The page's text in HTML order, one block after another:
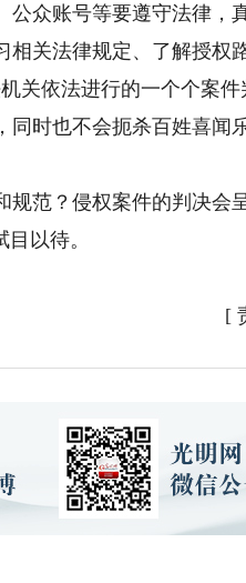
公众账号等要遵守法律，
相关法律规定、了解授权
关依法进行的一个个案
同时也不会扼杀百姓喜闻
范？侵权案件的判决会
以待。
[